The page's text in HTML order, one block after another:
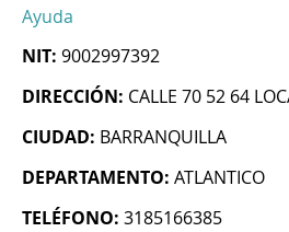
Ayuda
NIT: 9002997392
DIRECCIÓN: CALLE 70 52 64
CIUDAD: BARRANQUILLA
DEPARTAMENTO: ATLANTICO
TELÉFONO: 3185166385